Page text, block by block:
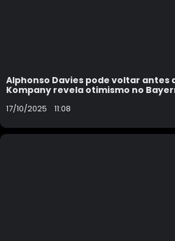
Alphonso Davies pode voltar antes
Kompany revela otimismo no
17/10/2025 11:08